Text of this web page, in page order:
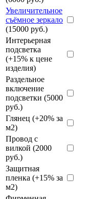
Увеличительное
съёмное зеркало
(15000 руб.)
Интерьерная
подсветка
(+15% к цене
изделия)
Раздельное
включение
подсветки (5000
руб.)
Глянец (+20% за
м2)
Провод с
вилкой (2000
руб.)
Защитная
пленка (+15% за
м2)